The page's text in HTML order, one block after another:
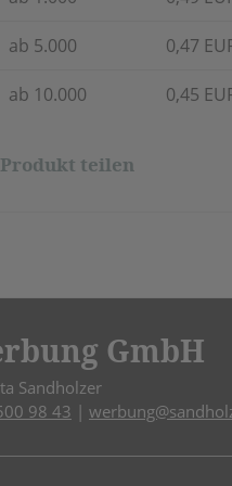
ab 5.000 0,47
ab 10.000 0,45
Produkt teilen
GmbH
Sandholzer
98 43 |